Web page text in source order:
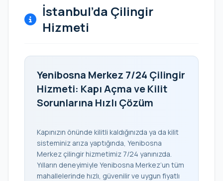
İstanbul’da Çilingir
Hizmeti
Yenibosna Merkez 7/24 Çilingir
Hizmeti: Kapı Açma ve Kilit
Sorunlarına Hızlı Çözüm
Kapınızın önünde kilitli kaldığınızda ya da kilit
sisteminiz arıza yaptığında, Yenibosna
Merkez çilingir hizmetimiz 7/24 yanınızda.
Yılların deneyimiyle Yenibosna Merkez’un tüm
mahallelerinde hızlı, güvenilir ve uygun fiyatlı